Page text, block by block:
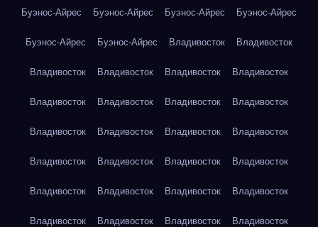
Буэнос-Айрес Буэнос-Айрес Буэнос-Айрес Буэнос-Айрес
Буэнос-Айрес Буэнос-Айрес Владивосток Владивосток
Владивосток Владивосток Владивосток Владивосток
Владивосток Владивосток Владивосток Владивосток
Владивосток Владивосток Владивосток Владивосток
Владивосток Владивосток Владивосток Владивосток
Владивосток Владивосток Владивосток Владивосток
Владивосток Владивосток Владивосток Владивосток